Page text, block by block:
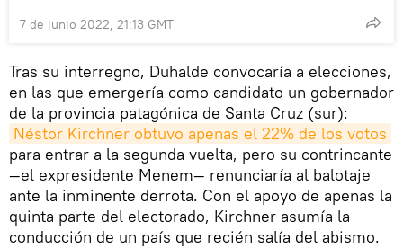
7 de junio 2022, 21:13 GMT
Tras su interregno, Duhalde convocaría a elecciones,
en las que emergería como candidato un gobernador
de la provincia patagónica de Santa Cruz (sur):
Néstor Kirchner obtuvo apenas el 22% de los votos
para entrar a la segunda vuelta, pero su contrincante
—el expresidente Menem— renunciaría al balotaje
ante la inminente derrota. Con el apoyo de apenas la
quinta parte del electorado, Kirchner asumía la
conducción de un país que recién salía del abismo.